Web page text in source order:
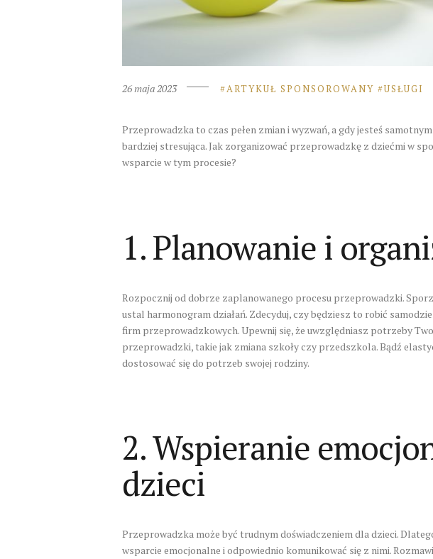
26 maja 2023 ARTYKUŁ SPONSOROWANY USŁUGI
Przeprowadzka to czas pełen zmian i wyzwań, a gdy jesteś
bardziej stresująca. Jak zorganizować przeprowadzkę z dziećmi w
wsparcie w tym procesie?
1. Planowanie i
Rozpocznij od dobrze zaplanowanego procesu przeprowadzki.
ustal harmonogram działań. Zdecyduj, czy będziesz to robić
firm przeprowadzkowych. Upewnij się, że uwzględniasz potrzeby
przeprowadzki, takie jak zmiana szkoły czy przedszkola. Bądź
dostosować się do potrzeb swojej rodziny.
2. Wspieranie
dzieci
Przeprowadzka może być trudnym doświadczeniem dla dzieci.
wsparcie emocjonalne i odpowiednio komunikować się z nimi.